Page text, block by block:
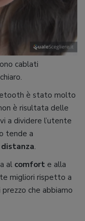
cablati
è stato molto
è risultata delle
a dividere l’utente
tende a
.
al comfort e alla
migliori rispetto a
che abbiamo